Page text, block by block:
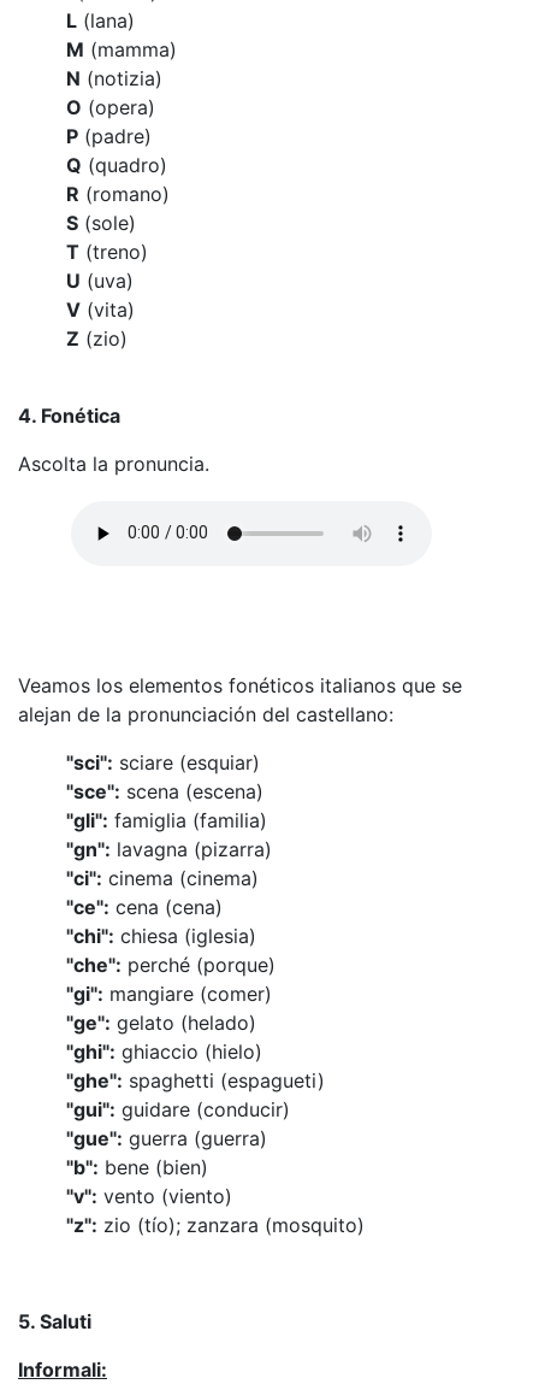
L (lana)
M (mamma)
N (notizia)
O (opera)
P (padre)
Q (quadro)
R (romano)
S (sole)
T (treno)
U (uva)
V (vita)
Z (zio)
4. Fonética
Ascolta la pronuncia.
Veamos los elementos fonéticos italianos que se
alejan de la pronunciación del castellano:
"sci": sciare (esquiar)
"sce": scena (escena)
"gli": famiglia (familia)
"gn": lavagna (pizarra)
"ci": cinema (cinema)
"ce": cena (cena)
"chi": chiesa (iglesia)
"che": perché (porque)
"gi": mangiare (comer)
"ge": gelato (helado)
"ghi": ghiaccio (hielo)
"ghe": spaghetti (espagueti)
"gui": guidare (conducir)
"gue": guerra (guerra)
"b": bene (bien)
"v": vento (viento)
"z": zio (tío); zanzara (mosquito)
5. Saluti
Informali: